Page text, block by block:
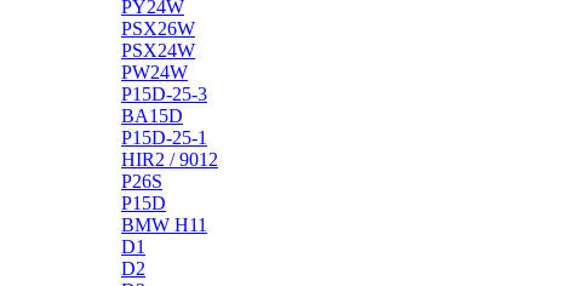
PY24W
PSX26W
PSX24W
PW24W
P15D-25-3
BA15D
P15D-25-1
HIR2 / 9012
P26S
P15D
BMW H11
D1
D2